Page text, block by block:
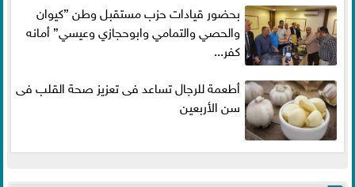
بحضور قيادات حزب مستقبل وطن ”كيوان
والحصي والتمامي وابوحجازي وعيسي” أمانه
كفر...
أطعمة للرجال تساعد فى تعزيز صحة القلب فى
سن الأربعين